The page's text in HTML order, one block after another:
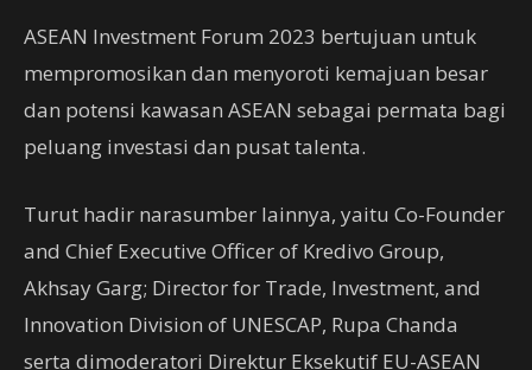
ASEAN Investment Forum 2023 bertujuan untuk
mempromosikan dan menyoroti kemajuan besar
dan potensi kawasan ASEAN sebagai permata bagi
peluang investasi dan pusat talenta.
Turut hadir narasumber lainnya, yaitu Co-Founder
and Chief Executive Officer of Kredivo Group,
Akhsay Garg; Director for Trade, Investment, and
Innovation Division of UNESCAP, Rupa Chanda
serta dimoderatori Direktur Eksekutif EU-ASEAN